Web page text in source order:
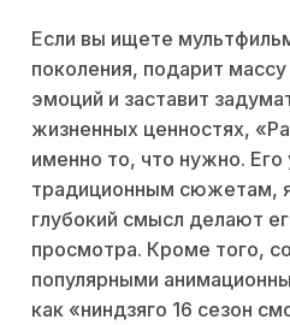
Если вы ищете
поколения, подарит
эмоций и заставит
жизненных ценностях,
именно то, что нужно.
традиционным сюжетам,
глубокий смысл делают
просмотра. Кроме того,
популярными
как «ниндзяго 16 сезон